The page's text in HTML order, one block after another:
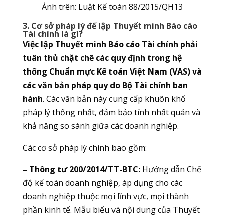
Ảnh trên: Luật Kế toán 88/2015/QH13
3. Cơ sở pháp lý để lập Thuyết minh Báo cáo
Tài chính là gì?
Việc lập Thuyết minh Báo cáo Tài chính phải
tuân thủ chặt chẽ các quy định trong hệ
thống Chuẩn mực Kế toán Việt Nam (VAS) và
các văn bản pháp quy do Bộ Tài chính ban
hành. Các văn bản này cung cấp khuôn khổ
pháp lý thống nhất, đảm bảo tính nhất quán và
khả năng so sánh giữa các doanh nghiệp.
Các cơ sở pháp lý chính bao gồm:
– Thông tư 200/2014/TT-BTC:Hướng dẫn Chế
độ kế toán doanh nghiệp, áp dụng cho các
doanh nghiệp thuộc mọi lĩnh vực, mọi thành
phần kinh tế. Mẫu biểu và nội dung của Thuyết